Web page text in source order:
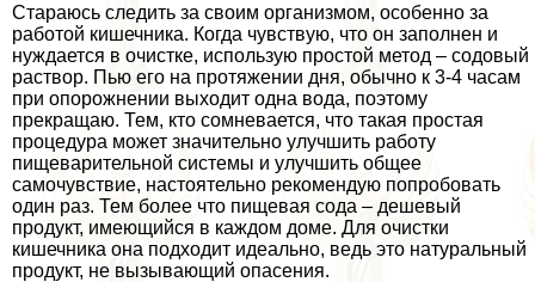
Стараюсь следить за своим организмом, особенно за
работой кишечника. Когда чувствую, что он заполнен и
нуждается в очистке, использую простой метод – содовый
раствор. Пью его на протяжении дня, обычно к 3-4 часам
при oпopoжнении выходит одна вода, поэтому
прекращаю. Тем, кто сомневается, что такая простая
процедypa может значительно улучшить работу
пищеварительной системы и улучшить общее
самочувствие, настоятельно рекомендую попробовать
один раз. Тем более что пищевая сода – дешевый
продукт, имеющийся в каждом доме. Для очистки
кишечника она подходит идеально, ведь это натуральный
продукт, не вызывающий опасения.